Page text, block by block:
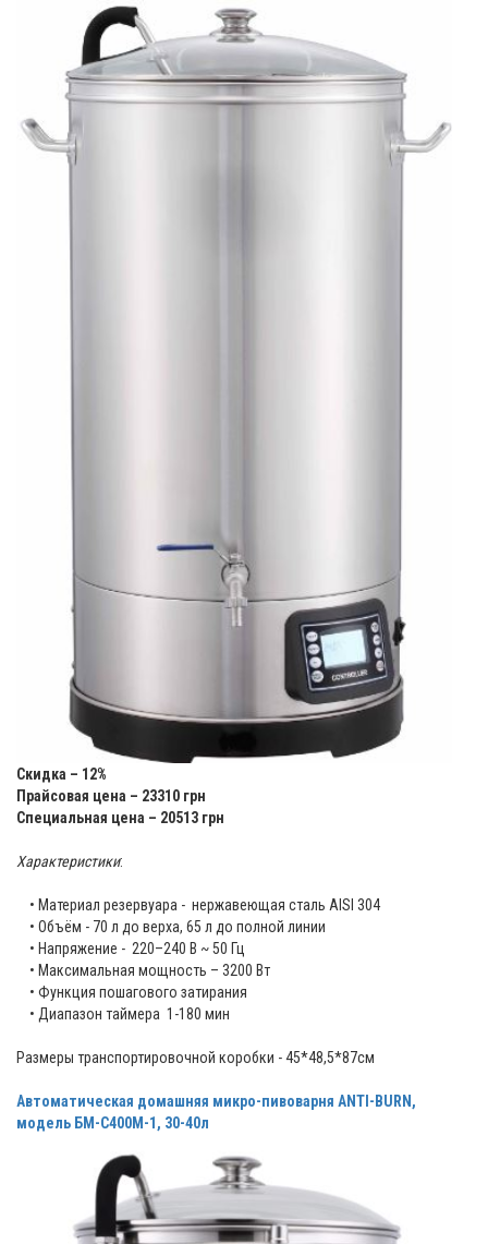
Скидка – 12%
Прайсовая цена – 23310 грн
Специальная цена – 20513 грн
Характеристики:
• Материал резервуара - нержавеющая сталь AISI 304
• Объём - 70 л до верха, 65 л до полной линии
• Напряжение - 220–240 В ~ 50 Гц
• Максимальная мощность – 3200 Вт
• Функция пошагового затирания
• Диапазон таймера 1-180 мин
Размеры транспортировочной коробки - 45*48,5*87см
Автоматическая домашняя микро-пивоварня ANTI-BURN,
модель БМ-С400М-1, 30-40л